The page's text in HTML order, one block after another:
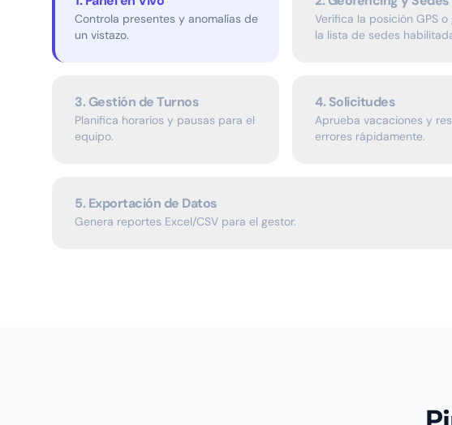
Controla presentes y anomalías de
un vistazo.
Verifica la posición GPS o
la lista de sedes
3. Gestión de Turnos
Planifica horarios y pausas para el
equipo.
4. Solicitudes
Aprueba vacaciones y
errores rápidamente.
5. Exportación de Datos
Genera reportes Excel/CSV para el gestor.